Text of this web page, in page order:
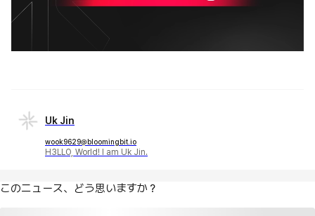
Uk Jin
wook9629@bloomingbit.io
H3LLO, World! I am Uk Jin.
このニュース、どう思いますか？